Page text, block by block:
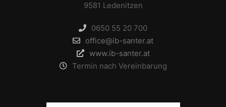
9581 Ledenitzen
0650 55 20 700
office@ib-santer.at
www.ib-santer.at
Termin nach Vereinbarung